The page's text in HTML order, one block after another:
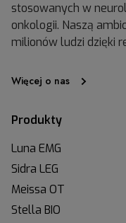
stosowanych w
onkologii. Naszą
milionów ludzi dzięki
Więcej o nas
Produkty
Luna EMG
Sidra LEG
Meissa OT
Stella BIO